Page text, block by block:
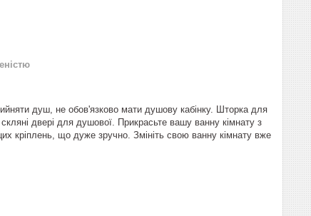
душ, не обов'язково мати душову кабінку. Шторка для
двері для душової. Прикрасьте вашу ванну кімнату з
кріплень, що дуже зручно. Змініть свою ванну кімнату вже